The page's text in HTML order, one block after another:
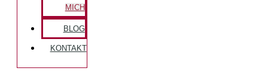
MICH
BLOG
KONTAKT